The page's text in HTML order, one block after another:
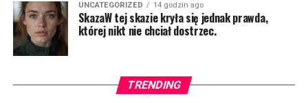
UNCATEGORIZED 14 godzin ago
SkazaW tej skazie kryła się jednak prawda,
której nikt nie chciał dostrzec.
TRENDING